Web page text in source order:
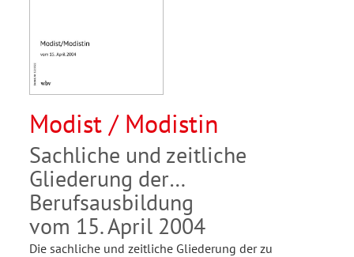
Modist / Modistin
Sachliche und zeitliche
Gliederung der
Berufsausbildung
vom 15. April 2004
Die sachliche und zeitliche Gliederung der zu